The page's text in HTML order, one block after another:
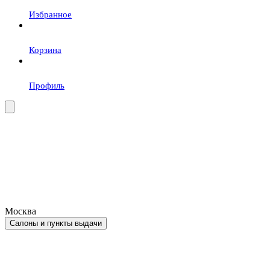
Избранное
Корзина
Профиль
Москва
Салоны и пункты выдачи